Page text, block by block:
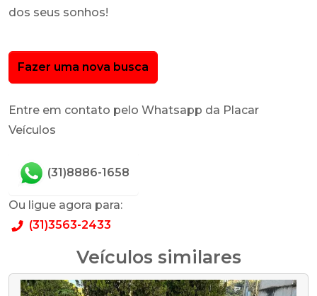
dos seus sonhos!
Fazer uma nova busca
Entre em contato pelo Whatsapp da Placar
Veículos
(31)8886-1658
Ou ligue agora para:
(31)3563-2433
Veículos similares